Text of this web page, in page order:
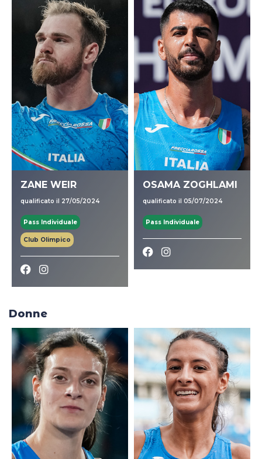
ZANE WEIR
qualificato il 27/05/2024
Pass Individuale
Club Olimpico
OSAMA ZOGHLAMI
qualificato il 05/07/2024
Pass Individuale
Donne